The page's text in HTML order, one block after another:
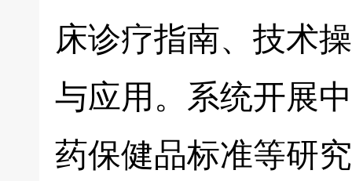
床诊疗指南、技术
与应用。系统开展
药保健品标准等研